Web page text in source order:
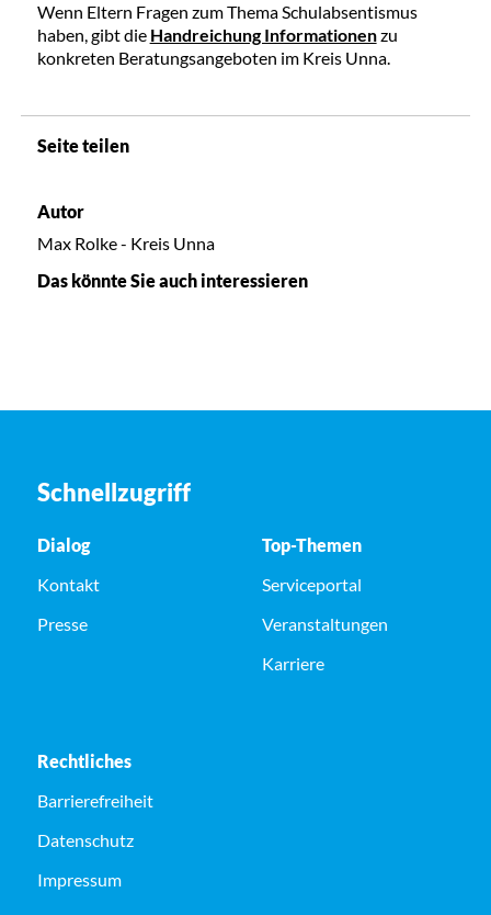
Wenn Eltern Fragen zum Thema Schulabsentismus
haben, gibt die Handreichung Informationenzu
konkreten Beratungsangeboten im Kreis Unna.
Seite teilen
Autor
Max Rolke - Kreis Unna
Das könnte Sie auch interessieren
Schnellzugriff
Dialog
Kontakt
Presse
Top-Themen
Serviceportal
Veranstaltungen
Karriere
Rechtliches
Barrierefreiheit
Datenschutz
Impressum